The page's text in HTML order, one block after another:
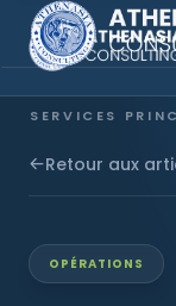
SERVICES
Constitution
Retour aux
OPÉRATIONS